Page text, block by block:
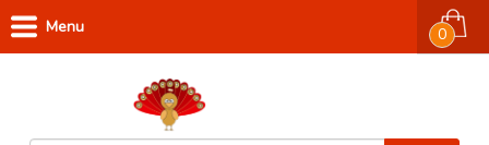
0
Menu